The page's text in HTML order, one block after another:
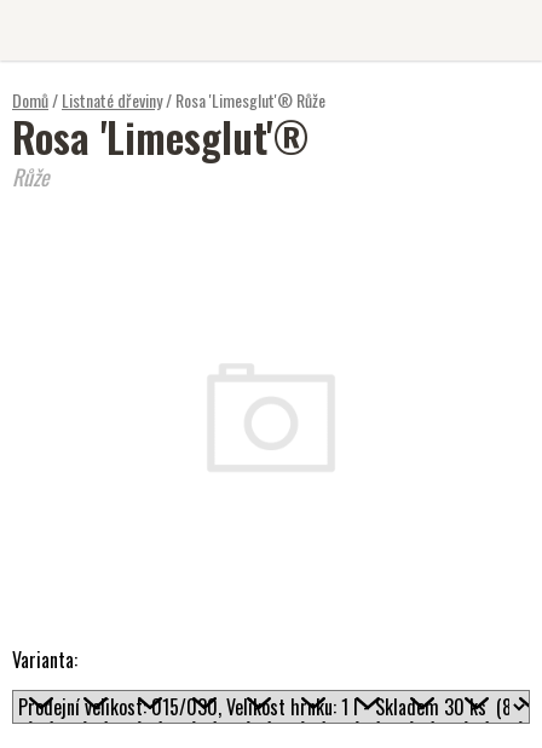
Domů/Listnaté dřeviny/Rosa 'Limesglut'®Růže
Varianta:
Rosa 'Limesglut'®
Růže